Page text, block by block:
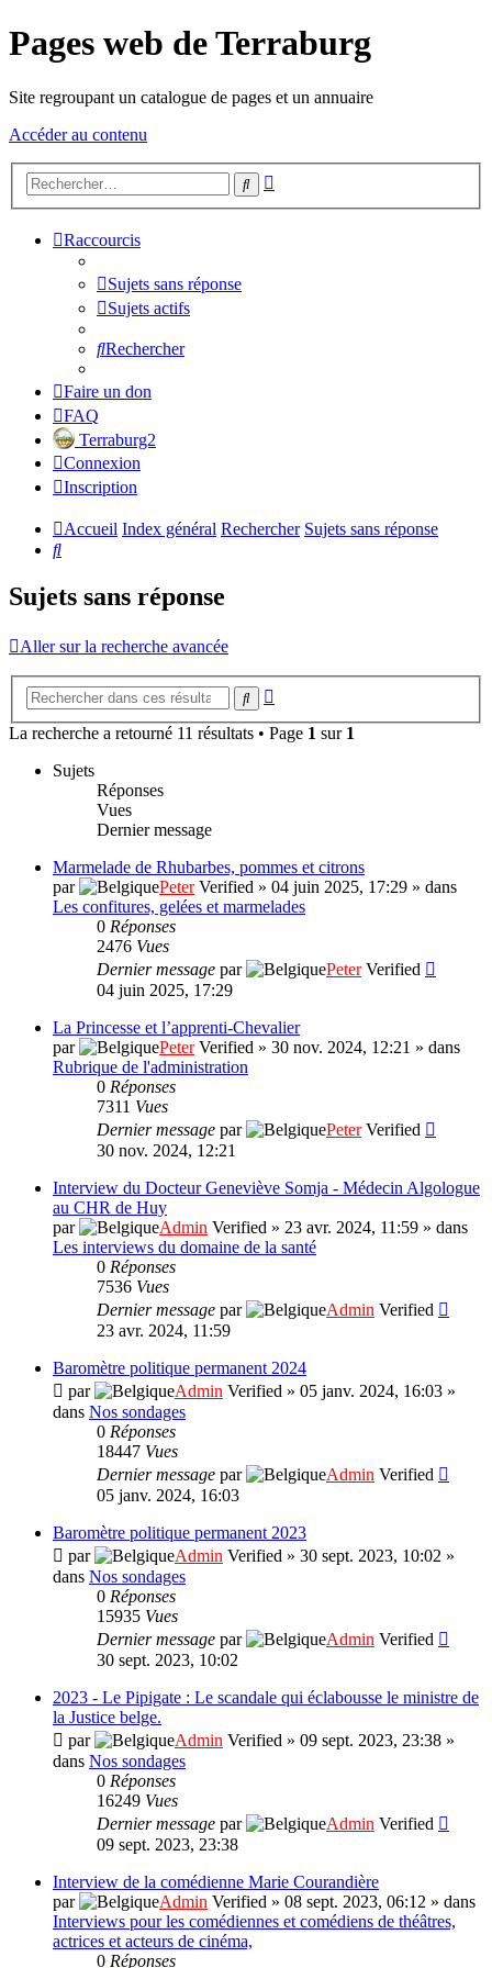
Pages web de Terraburg
Site regroupant un catalogue de pages et un annuaire
Accéder au contenu
Rechercher
Raccourcis
Sujets sans réponse
Sujets actifs
Rechercher
Faire un don
FAQ
Terraburg2
Connexion
Inscription
Accueil Index général Rechercher Sujets sans réponse
Rechercher
Sujets sans réponse
Aller sur la recherche avancée
Rechercher
La recherche a retourné 11 résultats • Page 1 sur 1
Sujets
Réponses
Vues
Dernier message
Marmelade de Rhubarbes, pommes et citrons
par
Peter Verified » 04 juin 2025, 17:29 » dans
Les confitures, gelées et marmelades
0 Réponses
2476 Vues
Dernier message par Peter Verified
04 juin 2025, 17:29
La Princesse et l’apprenti-Chevalier
par
Peter Verified » 30 nov. 2024, 12:21 » dans
Rubrique de l'administration
0 Réponses
7311 Vues
Dernier message par Peter Verified
30 nov. 2024, 12:21
Interview du Docteur Geneviève Somja - Médecin Algologue
au CHR de Huy
par
Admin Verified » 23 avr. 2024, 11:59 » dans
Les interviews du domaine de la santé
0 Réponses
7536 Vues
Dernier message par Admin Verified
23 avr. 2024, 11:59
Baromètre politique permanent 2024
par
Admin Verified » 05 janv. 2024, 16:03 »
dans Nos sondages
0 Réponses
18447 Vues
Dernier message par Admin Verified
05 janv. 2024, 16:03
Baromètre politique permanent 2023
par
Admin Verified » 30 sept. 2023, 10:02 »
dans Nos sondages
0 Réponses
15935 Vues
Dernier message par Admin Verified
30 sept. 2023, 10:02
2023 - Le Pipigate : Le scandale qui éclabousse le ministre de
la Justice belge.
par
Admin Verified » 09 sept. 2023, 23:38 »
dans Nos sondages
0 Réponses
16249 Vues
Dernier message par Admin Verified
09 sept. 2023, 23:38
Interview de la comédienne Marie Courandière
par
Admin Verified » 08 sept. 2023, 06:12 » dans
Interviews pour les comédiennes et comédiens de théâtres,
actrices et acteurs de cinéma,
0 Réponses